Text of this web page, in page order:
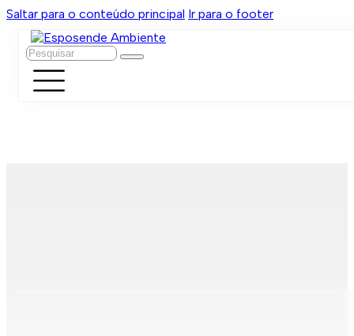
Saltar para o conteúdo principal Ir para o footer
Pesquisar